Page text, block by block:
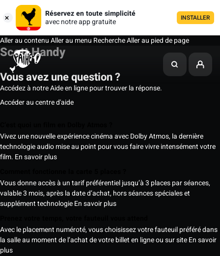
Réservez en toute simplicité
avec notre app gratuite
INSTALLER
Aller au contenuAller au menu RechercheAller au pied de page
Scott Handy
Vous avez une question ?
Accédez à notre Aide en ligne pour trouver la réponse.
Accéder au centre d'aide
Vivez une nouvelle expérience cinéma avec Dolby Atmos, la dernière
technologie audio mise au point pour vous faire vivre intensément votre
film. En savoir plus
Vous donne accès à un tarif préférentiel jusqu’à 3 places par séances,
valable 3 mois, après la date d’achat, hors séances spéciales et
supplément technologieEn savoir plus
Avec le placement numéroté, vous choisissez votre fauteuil préféré dans
la salle au moment de l’achat de votre billet en ligne ou sur siteEn savoir
plus